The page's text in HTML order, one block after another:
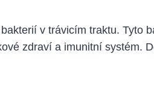
v trávicím traktu. Tyto
zdraví a imunitní systém.